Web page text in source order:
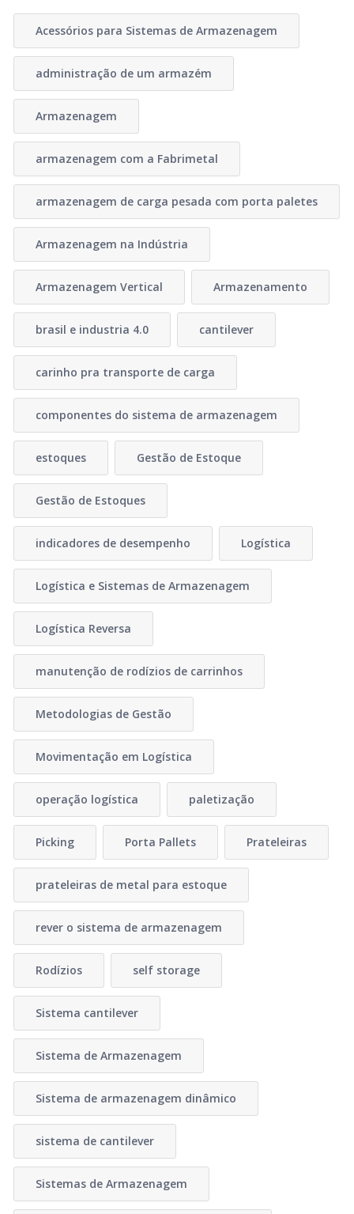
Acessórios para Sistemas de Armazenagem
administração de um armazém
Armazenagem
armazenagem com a Fabrimetal
armazenagem de carga pesada com porta paletes
Armazenagem na Indústria
Armazenagem Vertical Armazenamento
brasil e industria 4.0 cantilever
carinho pra transporte de carga
componentes do sistema de armazenagem
estoques Gestão de Estoque
Gestão de Estoques
indicadores de desempenho Logística
Logística e Sistemas de Armazenagem
Logística Reversa
manutenção de rodízios de carrinhos
Metodologias de Gestão
Movimentação em Logística
operação logística paletização
Picking Porta Pallets Prateleiras
prateleiras de metal para estoque
rever o sistema de armazenagem
Rodízios self storage
Sistema cantilever
Sistema de Armazenagem
Sistema de armazenagem dinâmico
sistema de cantilever
Sistemas de Armazenagem